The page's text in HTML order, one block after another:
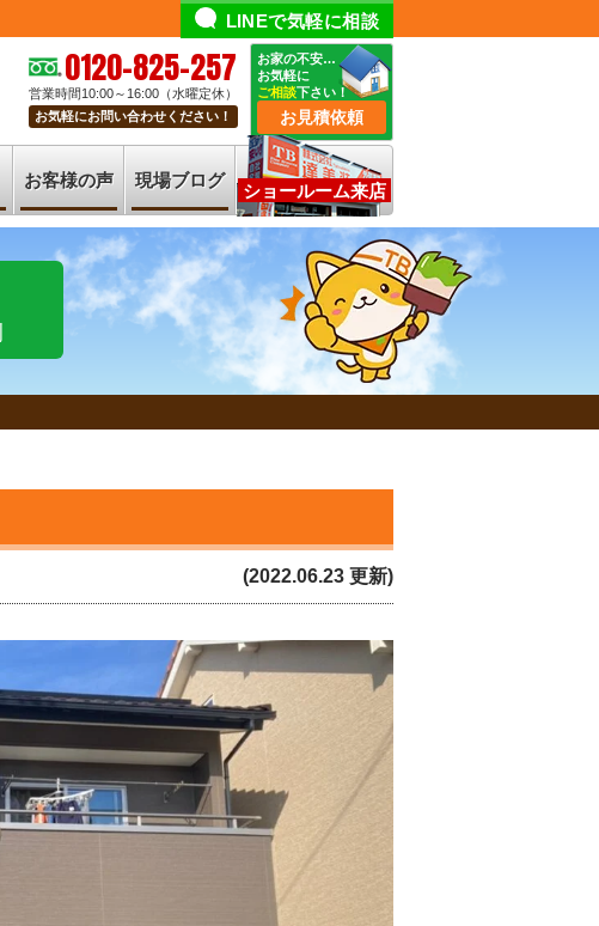
LINEで気軽に相談
0120-825-257
営業時間10:00～16:00（水曜定休）
お気軽にお問い合わせください！
お家の不安…
お気軽に
ご相談下さい！
お見積依頼
お客様の声 現場ブログ
ショールーム来店
(2022.06.23 更新)